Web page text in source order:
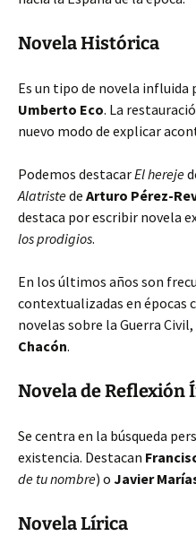
Novela Histórica
Es un tipo de novela influida
Umberto Eco. La
nuevo modo de explicar
Podemos destacarEl hereje
Alatristede Arturo Pérez-
destaca por escribir novela
los prodigios.
En los últimos años son
contextualizadas en épocas
novelas sobre la Guerra
Chacón.
Novela de Reflexión
Se centra en la búsqueda
existencia. Destacan
de tu nombre) o Javier
Novela Lírica